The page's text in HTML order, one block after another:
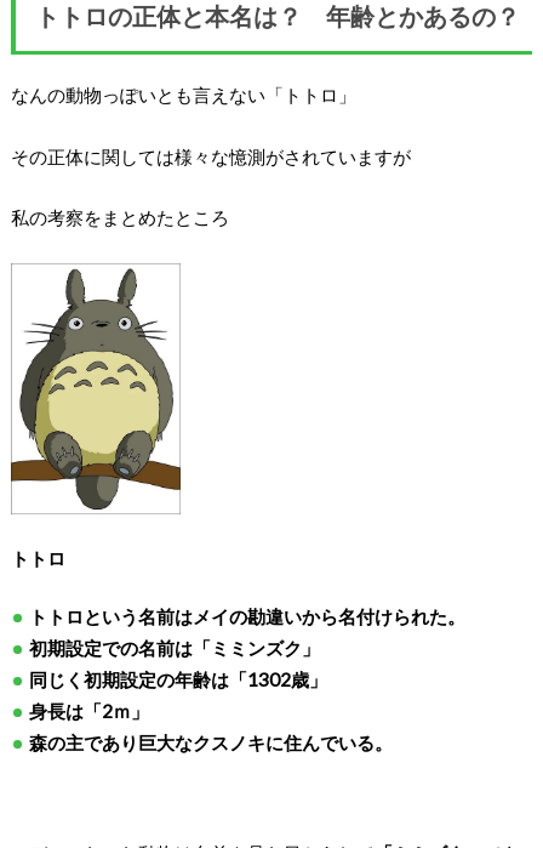
トトロの正体と本名は？ 年齢とかあるの？
なんの動物っぽいとも言えない「トトロ」
その正体に関しては様々な憶測がされていますが
私の考察をまとめたところ
トトロ
トトロという名前はメイの勘違いから名付けられた。
初期設定での名前は「ミミンズク」
同じく初期設定の年齢は「1302歳」
身長は「2ｍ」
森の主であり巨大なクスノキに住んでいる。